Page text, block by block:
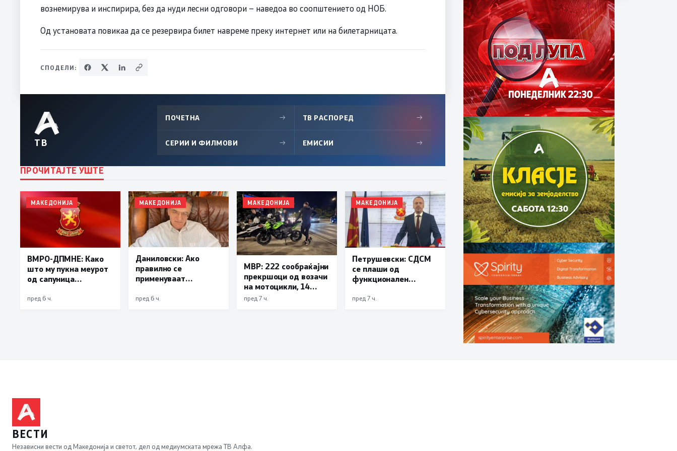
вознемирува и инспирира, без да нуди лесни одговори – наведоа во соопштението од НОБ.
Од установата повикаа да се резервира билет навреме преку интернет или на билетарницата.
СПОДЕЛИ:
ТВ
ПОЧЕТНА → ТВ РАСПОРЕД →
СЕРИИ И ФИЛМОВИ → ЕМИСИИ →
ПРОЧИТАЈТЕ УШТЕ
МАКЕДОНИЈА
ВМРО-ДПМНЕ: Како
што му пукна меурот
од сапуница
така на талогот на
пред 6 ч.
МАКЕДОНИЈА
Даниловски: Ако
правилно се
применуваат
може да се
пред 6 ч.
МАКЕДОНИЈА
МВР: 222 сообраќајни
прекршоци од возачи
на мотоцикли, 14
лишени поради
пред 7 ч.
МАКЕДОНИЈА
Петрушевски: СДСМ
се плаши од
функционален
град“ е доказ дека
пред 7 ч.
ВЕСТИ
Независни вести од Македонија и светот, дел од медиумската мрежа ТВ Алфа.